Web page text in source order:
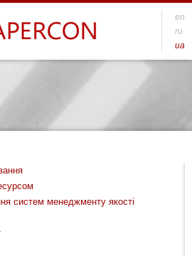
en
ru
ua
систем менеджменту якості